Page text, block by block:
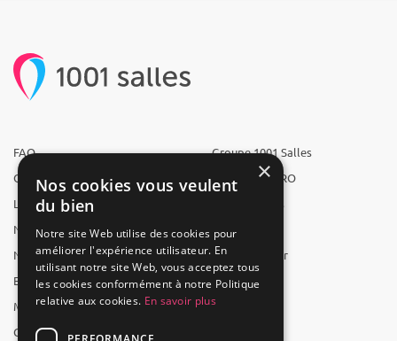
FAQ
Qui sommes-nous ?
L'équipe
Nous recrutons
Nos partenaires
Espace presse
Mentions légales
CGV
Groupe 1001 Salles
1001 Salles PRO
1001 Traiteurs
1001 Artistes
Reserverunbar
MP2
×
Nos cookies vous veulent
du bien
Notre site Web utilise des cookies pour
améliorer l'expérience utilisateur. En
utilisant notre site Web, vous acceptez tous
les cookies conformément à notre Politique
relative aux cookies. En savoir plus